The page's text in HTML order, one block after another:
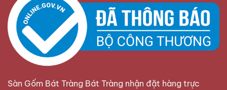
Sàn Gốm Bát Tràng Bát Tràng nhận đặt hàng trực